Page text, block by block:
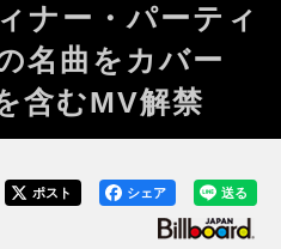
ナー・パーティ
名曲をカバー
含むMV解禁
送る
シェア
ポスト